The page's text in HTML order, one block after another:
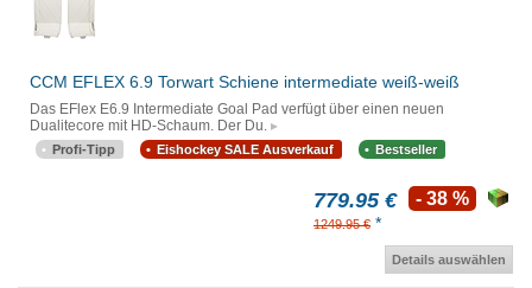
CCM EFLEX 6.9 Torwart Schiene intermediate weiß-weiß
Das EFlex E6.9 Intermediate Goal Pad verfügt über einen neuen
Dualitecore mit HD-Schaum. Der Du.
Profi-Tipp Eishockey SALE Ausverkauf Bestseller
779.95 €
1249.95 € *
- 38 %
Details auswählen